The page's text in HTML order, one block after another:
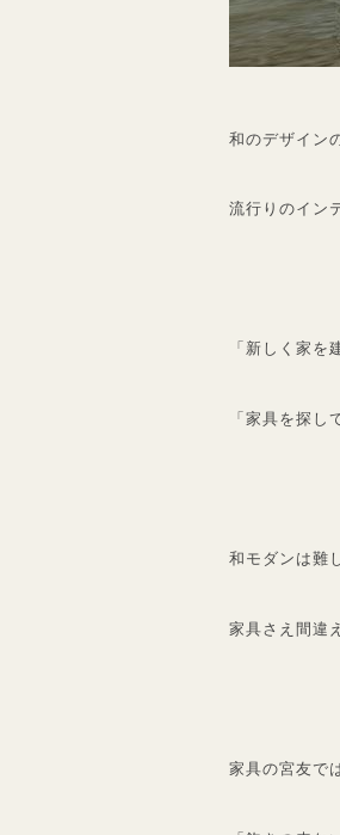
和のデザイン
流行りのイン
「新しく家
「家具を探
和モダンは難
家具さえ間違
家具の宮友で